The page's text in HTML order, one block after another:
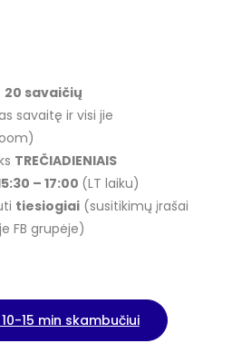
20 savaičių
savaitę ir visi jie
TREČIADIENIAIS
:30 – 17:00 (LT laiku)
tiesiogiai (susitikimų įrašai
FB grupėje)
15 min skambučiui